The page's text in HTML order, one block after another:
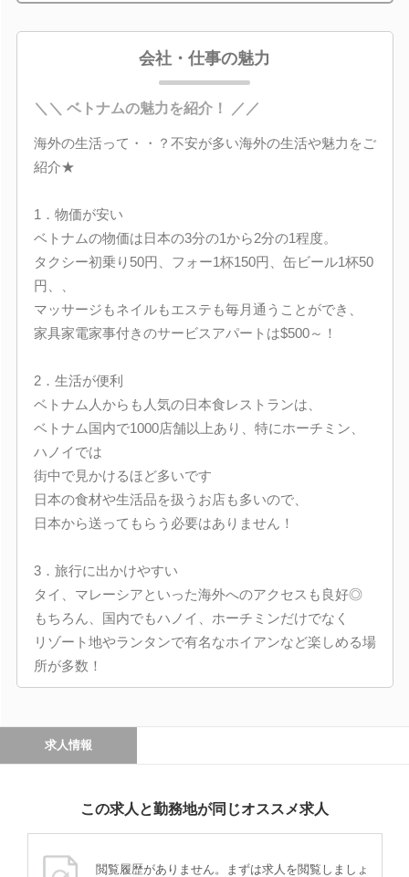
会社・仕事の魅力
＼＼ ベトナムの魅力を紹介！ ／／
海外の生活って・・？不安が多い海外の生活や魅力をご
紹介★
1．物価が安い
ベトナムの物価は日本の3分の1から2分の1程度。
タクシー初乗り50円、フォー1杯150円、缶ビール1杯50
円、、
マッサージもネイルもエステも毎月通うことができ、
家具家電家事付きのサービスアパートは$500～！
2．生活が便利
ベトナム人からも人気の日本食レストランは、
ベトナム国内で1000店舗以上あり、特にホーチミン、
ハノイでは
街中で見かけるほど多いです
日本の食材や生活品を扱うお店も多いので、
日本から送ってもらう必要はありません！
3．旅行に出かけやすい
タイ、マレーシアといった海外へのアクセスも良好◎
もちろん、国内でもハノイ、ホーチミンだけでなく
リゾート地やランタンで有名なホイアンなど楽しめる場
所が多数！
求人情報
この求人と勤務地が同じオススメ求人
閲覧履歴がありません。まずは求人を閲覧しましょ